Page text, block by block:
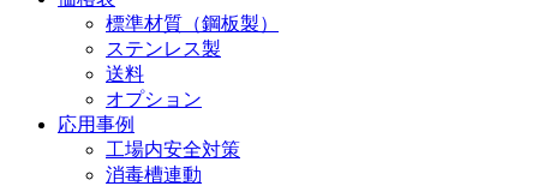
標準材質（鋼板製）
ステンレス製
送料
オプション
応用事例
工場内安全対策
消毒槽連動